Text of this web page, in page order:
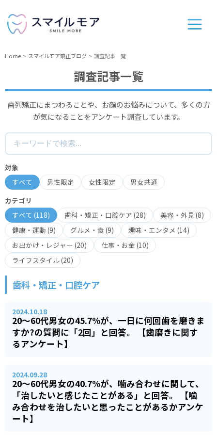
Home スマイルモア矯正ブログ 調査記事一覧
調査記事一覧
歯列矯正にまつわることや、お顔のお悩みについて、多くの方
が気になることをアンケート調査しています。
対象
すべて
男性限定 女性限定
男女共通
カテゴリ
すべて (118) 歯科・矯正・口腔ケア (28) 美容・外見(8)
健康・運動 (9) グルメ・食 (9) 趣味・エンタメ (14)
お出かけ・レジャー (20) 仕事・お金 (10)
ライフスタイル(20)
歯科・矯正・口腔ケア
2024.10.18
20～60代男女の45.7%が、一日に何回歯を磨きま
すか?の質問に「2回」と回答。 【歯磨きに関す
るアンケート】
2024.09.28
20～60代男女の40.7%が、噛み合わせに関して、
「治したいと感じたことがある」と回答。 【噛
み合わせを治したいと思ったことがあるかアンケ
ート】